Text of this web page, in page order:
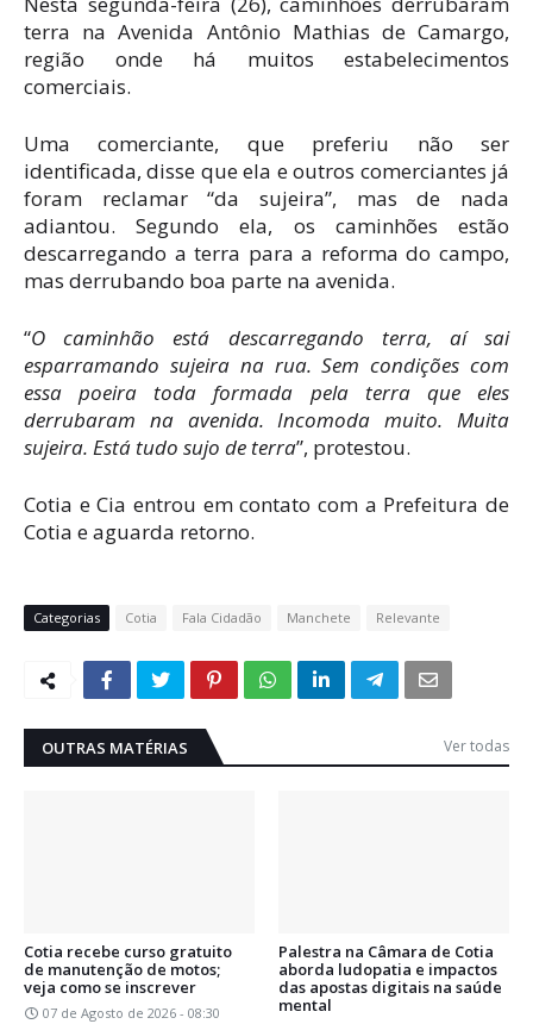
terra na Avenida Antônio Mathias de Camargo,
região onde há muitos estabelecimentos
comerciais.
Uma comerciante, que preferiu não ser
identificada, disse que ela e outros comerciantes já
foram reclamar “da sujeira”, mas de nada
adiantou. Segundo ela, os caminhões estão
descarregando a terra para a reforma do campo,
mas derrubando boa parte na avenida.
“O caminhão está descarregando terra, aí sai
esparramando sujeira na rua. Sem condições com
essa poeira toda formada pela terra que eles
derrubaram na avenida. Incomoda muito. Muita
sujeira. Está tudo sujo de terra”, protestou.
Cotia e Cia entrou em contato com a Prefeitura de
Cotia e aguarda retorno.
Categorias Cotia Fala Cidadão Manchete Relevante
OUTRAS MATÉRIAS Ver todas
Cotia recebe curso gratuito
de manutenção de motos;
veja como se inscrever
07 de Agosto de 2026 - 08:30
Palestra na Câmara de Cotia
aborda ludopatia e impactos
das apostas digitais na saúde
mental